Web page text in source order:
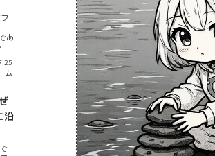
あ
イム
沿